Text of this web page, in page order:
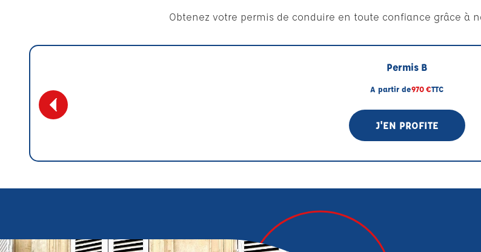
Obtenez votre permis de conduire en toute confiance grâce à
Permis B
A partir de970 €TTC
J'EN PROFITE